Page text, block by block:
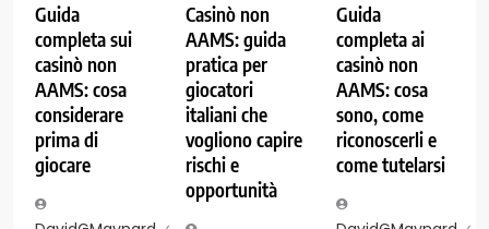
Guida
completa sui
casinò non
AAMS: cosa
considerare
prima di
giocare
Casinò non
AAMS: guida
pratica per
giocatori
italiani che
vogliono capire
rischi e
opportunità
Guida
completa ai
casinò non
AAMS: cosa
sono, come
riconoscerli e
come tutelarsi